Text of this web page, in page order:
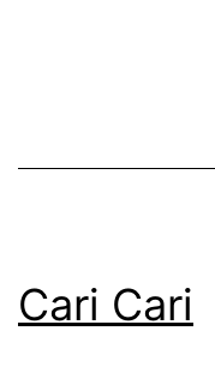
Cari Cari